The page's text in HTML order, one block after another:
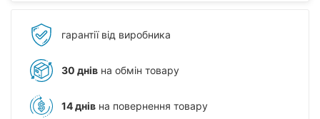
гарантії від виробника
30 днів на обмін товару
14 днів на повернення товару